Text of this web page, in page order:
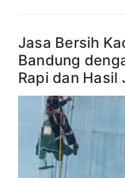
Jasa Bersih
Bandung
Rapi dan Hasil